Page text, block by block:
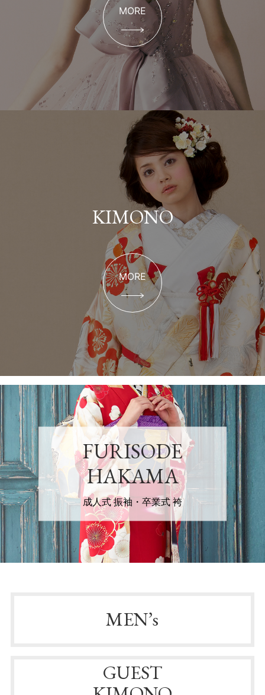
MORE
KIMONO
MORE
FURISODE
HAKAMA
成人式 振袖・卒業式 袴
MEN’s
GUEST